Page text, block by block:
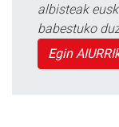
albisteak
babestuko
Egin